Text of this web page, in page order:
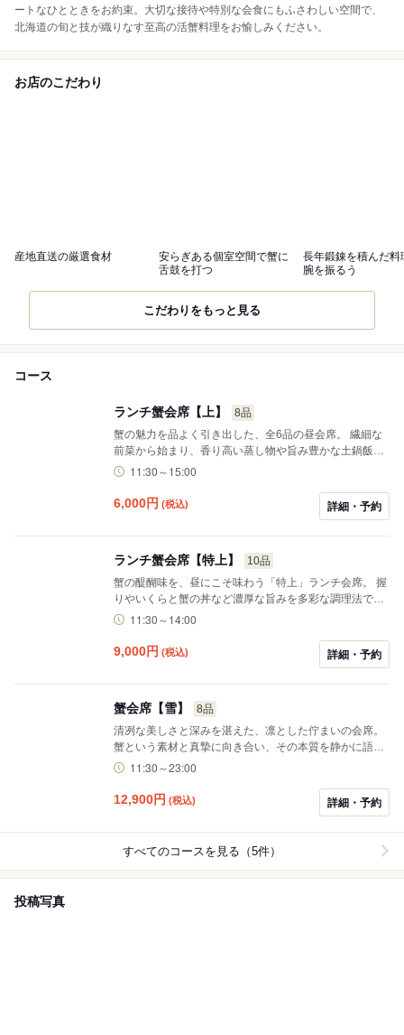
ートなひとときをお約束。大切な接待や特別な会食にもふさわしい空間で、
北海道の旬と技が織りなす至高の活蟹料理をお愉しみください。
お店のこだわり
産地直送の厳選食材
安らぎある個室空間で蟹に
舌鼓を打つ
長年鍛錬を積んだ料
腕を振るう
こだわりをもっと見る
コース
ランチ蟹会席【上】
8品
蟹の魅力を品よく引き出した、全6品の昼会席。 繊細な
前菜から始まり、香り高い蒸し物や旨み豊かな土鍋飯ま
で、上質な蟹料理をコンパクトながらも余すことなく構
る一席です。
11:30～15:00
6,000円 (税込) 詳細・予約
ランチ蟹会席【特上】
10品
蟹の醍醐味を、昼にこそ味わう「特上」ランチ会席。 握
りやいくらと蟹の丼など濃厚な旨みを多彩な調理法でお
楽しみいただけます。 昼のご会食や大切なおもてなしに
11:30～14:00
9,000円 (税込) 詳細・予約
蟹会席【雪】
8品
清冽な美しさと深みを湛えた、凛とした佇まいの会席。
蟹という素材と真摯に向き合い、その本質を静かに語る
構成です。 ゆったりと味わうことで、余韻が長く続くよ
11:30～23:00
12,900円 (税込) 詳細・予約
すべてのコースを見る（5件）
投稿写真